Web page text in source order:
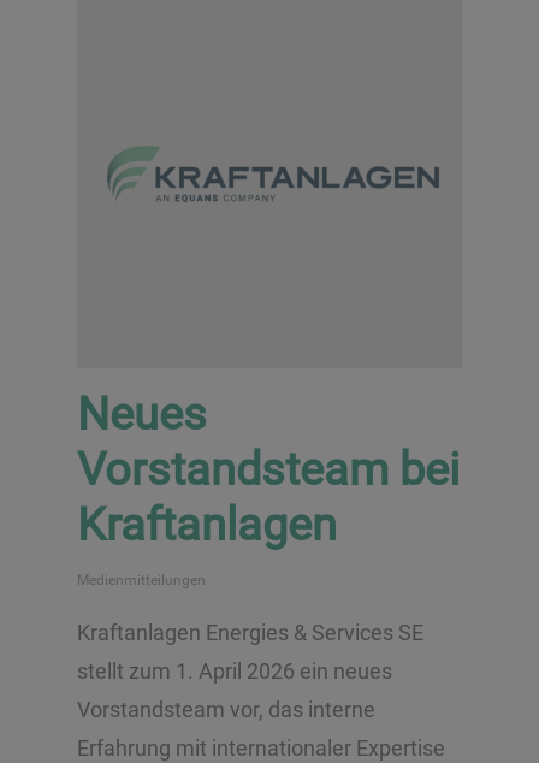
Neues
Vorstandsteam bei
Kraftanlagen
Medienmitteilungen
Kraftanlagen Energies & Services SE
stellt zum 1. April 2026 ein neues
Vorstandsteam vor, das interne
Erfahrung mit internationaler Expertise